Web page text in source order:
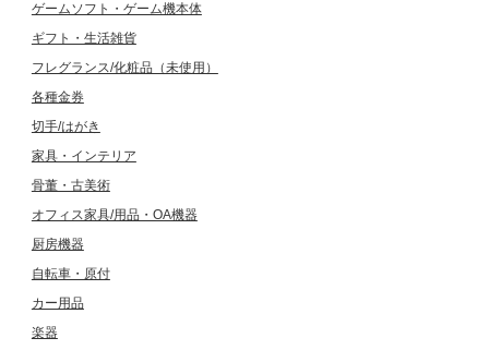
ゲームソフト・ゲーム機本体
ギフト・生活雑貨
フレグランス/化粧品（未使用）
各種金券
切手/はがき
家具・インテリア
骨董・古美術
オフィス家具/用品・OA機器
厨房機器
自転車・原付
カー用品
楽器